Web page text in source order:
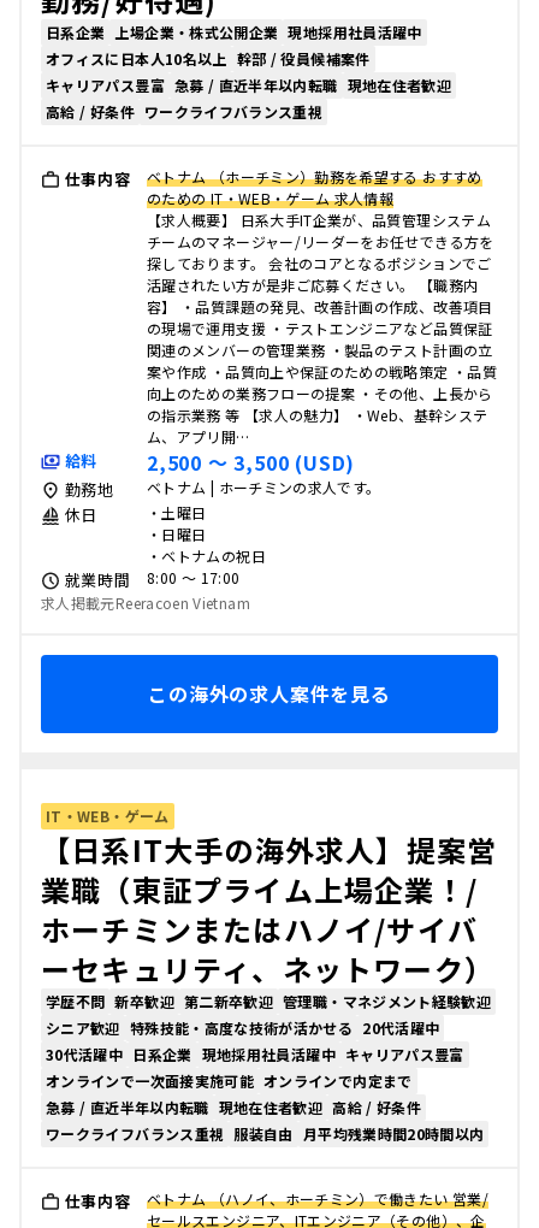
日系企業 上場企業・株式公開企業 現地採用社員活躍中
オフィスに日本人10名以上 幹部 / 役員候補案件
キャリアパス豊富 急募 / 直近半年以内転職 現地在住者歓迎
高給 / 好条件 ワークライフバランス重視
仕事内容
ベトナム （ホーチミン）勤務を希望する おすすめ
のための IT・WEB・ゲーム 求人情報
【求人概要】 日系大手IT企業が、品質管理システム
チームのマネージャー/リーダーをお任せできる方を
探しております。 会社のコアとなるポジションでご
活躍されたい方が是非ご応募ください。 【職務内
容】 ・品質課題の発見、改善計画の作成、改善項目
の現場で運用支援 ・テストエンジニアなど品質保証
関連のメンバーの管理業務 ・製品のテスト計画の立
案や作成 ・品質向上や保証のための戦略策定 ・品質
向上のための業務フローの提案 ・その他、上長から
の指示業務 等 【求人の魅力】 ・Web、基幹システ
ム、アプリ開…
給料 2,500 〜 3,500 (USD)
勤務地 ベトナム | ホーチミンの求人です。
休日
・土曜日
・日曜日
・ベトナムの祝日
就業時間
8:00 〜 17:00
求人掲載元Reeracoen Vietnam
この海外の求人案件を見る
IT・WEB・ゲーム
【日系IT大手の海外求人】提案営
業職（東証プライム上場企業！/
ホーチミンまたはハノイ/サイバ
ーセキュリティ、ネットワーク）
学歴不問 新卒歓迎 第二新卒歓迎 管理職・マネジメント経験歓迎
シニア歓迎 特殊技能・高度な技術が活かせる 20代活躍中
30代活躍中 日系企業 現地採用社員活躍中 キャリアパス豊富
オンラインで一次面接実施可能 オンラインで内定まで
急募 / 直近半年以内転職 現地在住者歓迎 高給 / 好条件
ワークライフバランス重視 服装自由 月平均残業時間20時間以内
仕事内容
ベトナム （ハノイ、ホーチミン）で働きたい 営業/
セールスエンジニア、ITエンジニア（その他）、企